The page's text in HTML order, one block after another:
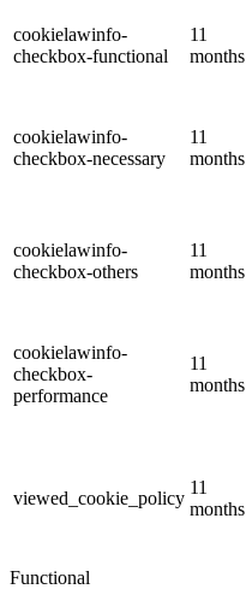
cookielawinfo-
checkbox-functional
11
months
cookielawinfo-
checkbox-necessary
11
months
cookielawinfo-
checkbox-others
11
months
cookielawinfo-
checkbox-
performance
11
months
viewed_cookie_policy
11
months
Functional